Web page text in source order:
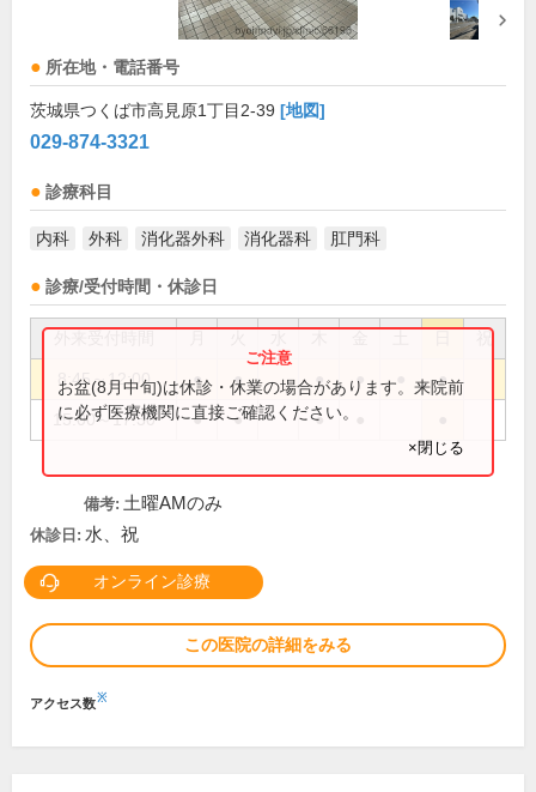
所在地・電話番号
茨城県つくば市高見原1丁目2-39 [地図]
029-874-3321
診療科目
内科 外科 消化器外科 消化器科 肛門科
診療/受付時間・休診日
祝
8:45～12:00 ● ● ● ● ●
15:00～17:30 ● ● ●
お盆(8月中旬)は休診・休業の場合があります。来院前
に必ず医療機関に直接ご確認ください。
×閉じる
備考: 土曜AMのみ
休診日: 水、祝
オンライン診療
この医院の詳細をみる
アクセス数※